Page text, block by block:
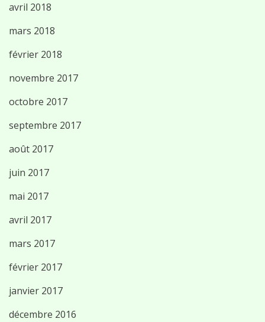
avril 2018
mars 2018
février 2018
novembre 2017
octobre 2017
septembre 2017
août 2017
juin 2017
mai 2017
avril 2017
mars 2017
février 2017
janvier 2017
décembre 2016